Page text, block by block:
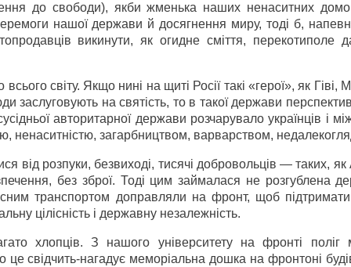
до свободи), якби жменька наших ненаситних
нашої держави й досягнення миру, тоді б,
викинути, як огидне сміття, перекотиполе
світу. Якщо нині на щиті Росії такі «герої», як Гіві,
заслуговують на святість, то в такої держави
авторитарної держави розчарувало українців і
ненаситністю, загарбництвом, варварством,
від розпуки, безвиході, тисячі добровольців — таких, як
без зброї. Тоді цим займалася не розгублена
транспортом доправляли на фронт, щоб
цілісність і державну незалежність.
хлопців. З нашого університету на фронті поліг
свідчить-нагадує меморіальна дошка на фронтоні